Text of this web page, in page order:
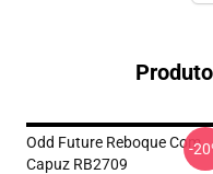
Odd Future Reboque Com
Capuz RB2709
-